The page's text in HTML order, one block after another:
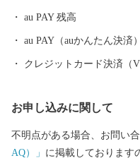
美しい景観を眺め、その様
大変よく似ているというこ
命名されたということです
ます。
au PAY 残高
au PAY（auかんたん決済
クレジットカード決済（
お申し込みに関して
不明点がある場合、お問い
AQ）」 に掲載しております